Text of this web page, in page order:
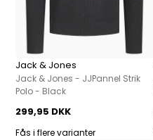
Jack & Jones
Jack & Jones - JJPannel Strik
Polo - Black
299,95 DKK
Fås i flere varianter